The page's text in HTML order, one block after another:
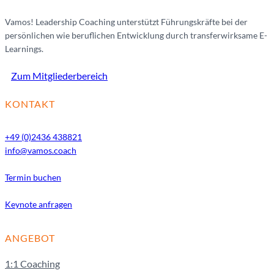
Vamos! Leadership Coaching unterstützt Führungskräfte bei der
persönlichen wie beruflichen Entwicklung durch transferwirksame E-
Learnings.
Zum Mitgliederbereich
KONTAKT
+49 (0)2436 438821
info@vamos.coach
Termin buchen
Keynote anfragen
ANGEBOT
1:1 Coaching